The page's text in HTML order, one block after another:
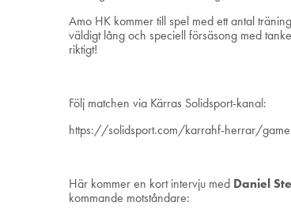
Amo HK kommer till spel med ett antal
väldigt lång och speciell försäsong med
riktigt!
Följ matchen via Kärras Solidsport-kanal:
https://solidsport.com/karrahf-herrar/
Här kommer en kort intervju med Daniel
kommande motståndare: